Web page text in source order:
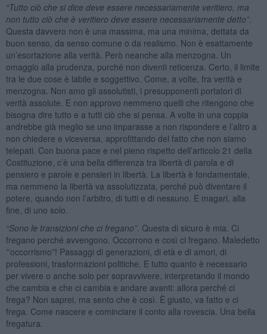
“Tutto ciò che si dice deve essere necessariamente veritiero, ma
non tutto ciò che è veritiero deve essere necessariamente detto”.
Questa davvero non è una massima, ma una minima, dettata da
buon senso, da senso comune o da realismo. Non è esattamente
un’esortazione alla verità. Però neanche alla menzogna. Un
omaggio alla prudenza, purché non diventi reticenza. Certo, il limite
tra le due cose è labile e soggettivo. Come, a volte, fra verità e
menzogna. Non amo gli assolutisti, i presupponenti portatori di
verità assolute. E non approvo nemmeno quelli che ritengono che
bisogna dire tutto e a tutti ciò che si pensa. A volte in una coppia
andrebbe già meglio se uno imparasse a non rispondere e l’altro a
non chiedere e viceversa, approfittando del fatto che non siamo
telepati. Con buona pace e nel pieno rispetto dell’articolo 21 della
Costituzione, c’è una bella differenza tra libertà di parola e di
pensiero e parole e pensieri in libertà. La libertà è fondamentale,
ma nemmeno la libertà va assolutizzata, perché può diventare il
potere, quando non l’arbitro, di tutti e di nessuno. E magari, alla
fine, di uno solo.
“Sono le transizioni che ci fregano”. Questa di sicuro è mia. Ci
fregano perché avvengono. Occorrono e così ci fregano. Maledetto
“occorrismo”! Passaggi di generazioni, di età e di amori, di
professioni, trasformazioni politiche. E tutto quanto è necessario
per vivere o anche solo per sopravvivere, interpretando il mondo
che cambia e che ci cambia e andare avanti: allora perché ci
frega? Non saprei, ma sento che è così. È giusto, va fatto e ci
frega. Come nascere e cominciare il conto alla rovescia. Una bella
fregatura.